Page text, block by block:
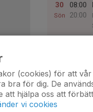
30
Sön
08:00
20:00
(cookies) för att vår
bra för dig. De
att hjälpa oss att
vi cookies